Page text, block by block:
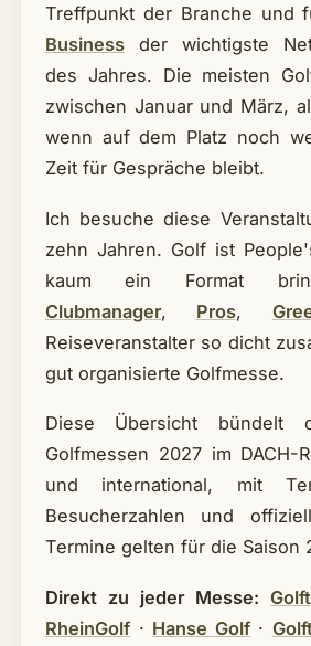
Treffpunkt der Branche und
Businessder wichtigste
des Jahres. Die meisten
zwischen Januar und März,
wenn auf dem Platz noch
Zeit für Gespräche bleibt.
Ich besuche diese
zehn Jahren. Golf ist
kaum ein Format
Clubmanager, Pros,
Reiseveranstalter so dicht
gut organisierte Golfmesse.
Diese Übersicht bündelt
Golfmessen 2027 im DACH-
und international, mit
Besucherzahlen und
Termine gelten für die Saison
Direkt zu jeder Messe:
RheinGolf· Hanse Golf·